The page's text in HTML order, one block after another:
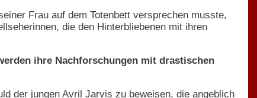
Frau auf dem Totenbett versprechen musste,
die den Hinterbliebenen mit ihren
ihre Nachforschungen mit drastischen
der jungen Avril Jarvis zu beweisen, die angeblich